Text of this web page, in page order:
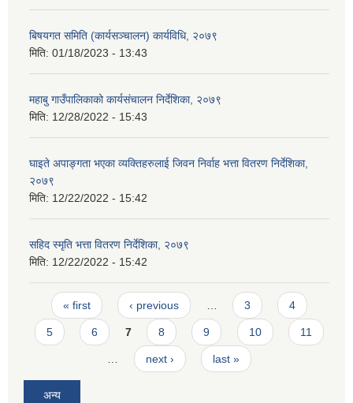
बिषयगत समिति (कार्यसञ्चालन) कार्यविधि, २०७९
मिति: 01/18/2023 - 13:43
महाबु गाउँपालिकाको कार्यसंचालन निर्देशिका, २०७९
मिति: 12/28/2022 - 15:43
घाइते अपाङ्गता भएका व्यक्तिहरुलाई जिवन निर्वाह भत्ता वितरण निर्देशिका,
२०७९
मिति: 12/22/2022 - 15:42
सहिद स्मृति भत्ता वितरण निर्देशिका, २०७९
मिति: 12/22/2022 - 15:42
Pages
« first ‹ previous 3 4
5 6 7 8 9 10 11
next › last »
अन्य